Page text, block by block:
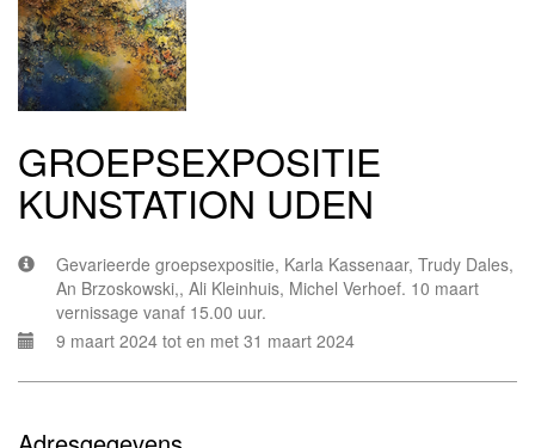
GROEPSEXPOSITIE
KUNSTATION UDEN
Gevarieerde groepsexpositie, Karla Kassenaar, Trudy Dales,
An Brzoskowski,, Ali Kleinhuis, Michel Verhoef. 10 maart
vernissage vanaf 15.00 uur.
9 maart 2024 tot en met 31 maart 2024